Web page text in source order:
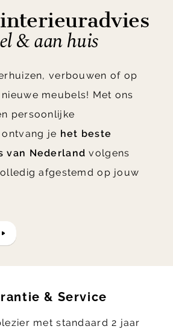
& aan huis
verbouwen of op
meubels! Met ons
persoonlijke
je het beste
van Nederland volgens
afgestemd op jouw
& Service
met standaard 2 jaar